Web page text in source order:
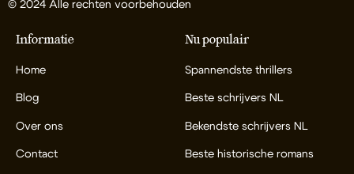
© 2024 Alle rechten voorbehouden
Informatie
Home
Blog
Over ons
Contact
Nu populair
Spannendste thrillers
Beste schrijvers NL
Bekendste schrijvers NL
Beste historische romans